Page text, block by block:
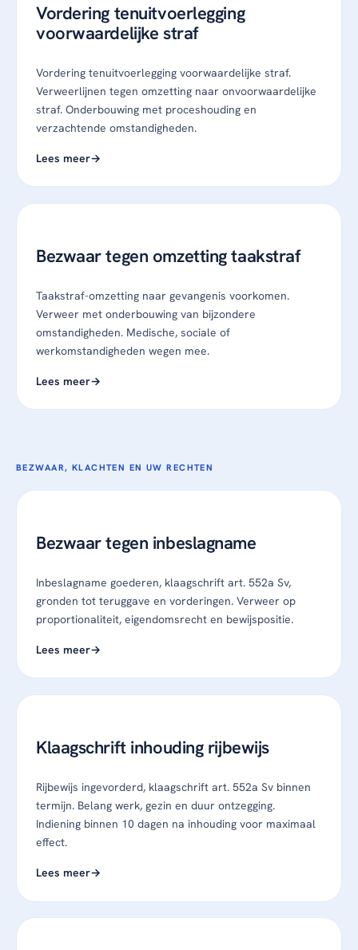
Vordering tenuitvoerlegging
voorwaardelijke straf
Vordering tenuitvoerlegging voorwaardelijke straf.
Verweerlijnen tegen omzetting naar onvoorwaardelijke
straf. Onderbouwing met proceshouding en
verzachtende omstandigheden.
Lees meer
Bezwaar tegen omzetting taakstraf
Taakstraf-omzetting naar gevangenis voorkomen.
Verweer met onderbouwing van bijzondere
omstandigheden. Medische, sociale of
werkomstandigheden wegen mee.
Lees meer
BEZWAAR, KLACHTEN EN UW RECHTEN
Bezwaar tegen inbeslagname
Inbeslagname goederen, klaagschrift art. 552a Sv,
gronden tot teruggave en vorderingen. Verweer op
proportionaliteit, eigendomsrecht en bewijspositie.
Lees meer
Klaagschrift inhouding rijbewijs
Rijbewijs ingevorderd, klaagschrift art. 552a Sv binnen
termijn. Belang werk, gezin en duur ontzegging.
Indiening binnen 10 dagen na inhouding voor maximaal
effect.
Lees meer